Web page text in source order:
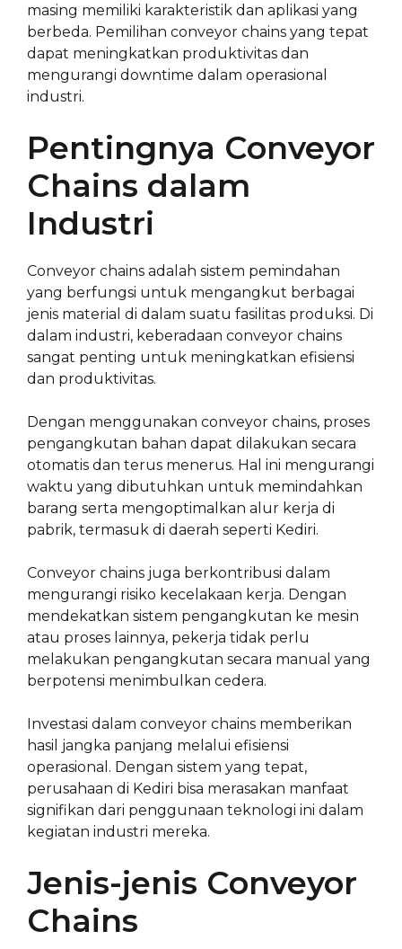
masing memiliki karakteristik dan aplikasi yang
berbeda. Pemilihan conveyor chains yang tepat
dapat meningkatkan produktivitas dan
mengurangi downtime dalam operasional
industri.
Pentingnya Conveyor
Chains dalam
Industri
Conveyor chains adalah sistem pemindahan
yang berfungsi untuk mengangkut berbagai
jenis material di dalam suatu fasilitas produksi. Di
dalam industri, keberadaan conveyor chains
sangat penting untuk meningkatkan efisiensi
dan produktivitas.
Dengan menggunakan conveyor chains, proses
pengangkutan bahan dapat dilakukan secara
otomatis dan terus menerus. Hal ini mengurangi
waktu yang dibutuhkan untuk memindahkan
barang serta mengoptimalkan alur kerja di
pabrik, termasuk di daerah seperti Kediri.
Conveyor chains juga berkontribusi dalam
mengurangi risiko kecelakaan kerja. Dengan
mendekatkan sistem pengangkutan ke mesin
atau proses lainnya, pekerja tidak perlu
melakukan pengangkutan secara manual yang
berpotensi menimbulkan cedera.
Investasi dalam conveyor chains memberikan
hasil jangka panjang melalui efisiensi
operasional. Dengan sistem yang tepat,
perusahaan di Kediri bisa merasakan manfaat
signifikan dari penggunaan teknologi ini dalam
kegiatan industri mereka.
Jenis-jenis Conveyor
Chains